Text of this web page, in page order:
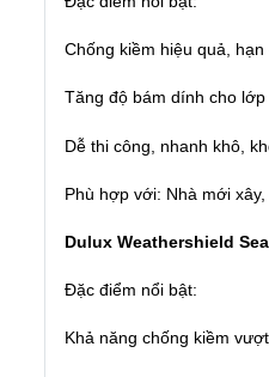
Chống kiềm hiệu quả,
Tăng độ bám dính cho
Dễ thi công, nhanh khô,
Phù hợp với: Nhà mới
Dulux Weathershield
Đặc điểm nổi bật:
Khả năng chống kiềm